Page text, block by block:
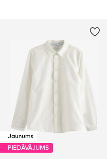
Jaunums
PIEDĀVĀJUMS